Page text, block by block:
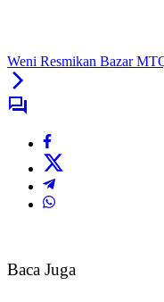
Weni Resmikan Bazar
Baca Juga